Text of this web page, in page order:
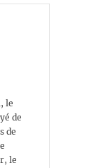
le
de
de
le